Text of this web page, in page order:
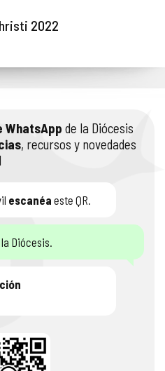
2022
WhatsApp de la Diócesis
, recursos y novedades
escanéa este QR.
Diócesis.